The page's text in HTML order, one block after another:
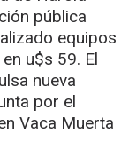
pública
equipos
u$s 59. El
nueva
por el
Vaca Muerta